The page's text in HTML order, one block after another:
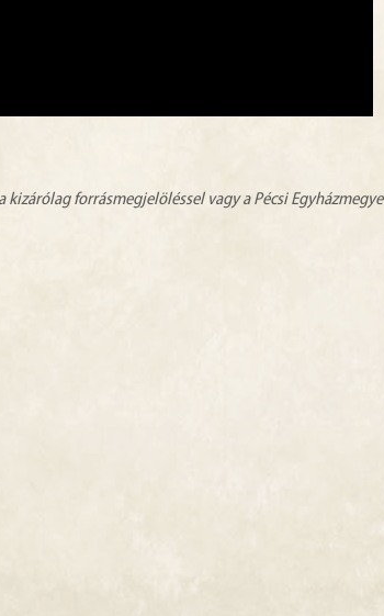
forrásmegjelöléssel vagy a Pécsi Egyházmegye